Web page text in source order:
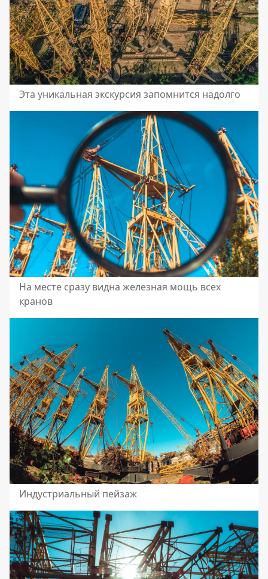
Эта уникальная экскурсия запомнится надолго
На месте сразу видна железная мощь всех
кранов
Индустриальный пейзаж